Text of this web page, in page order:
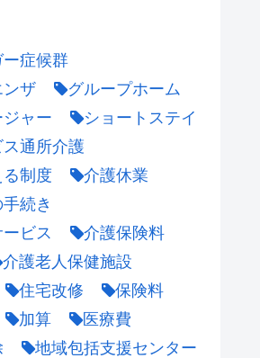
症候群
ンザ
グループホーム
ャー
ショートステイ
通所介護
制度
介護休業
続き
ビス
介護保険料
介護老人保健施設
住宅改修
保険料
加算
医療費
地域包括支援センター